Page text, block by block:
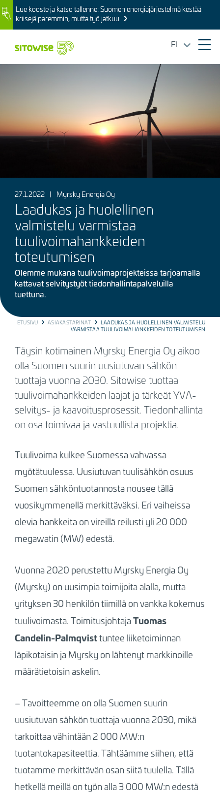
Skip
to
main
ImageLue kooste ja katso tallenne: Suomen energiajärjestelmä kestää
kriisejä paremmin, mutta työ jatkuu
FI
27.1.2022 | Myrsky Energia Oy
Laadukas ja huolellinen
valmistelu varmistaa
tuulivoimahankkeiden
toteutumisen
Olemme mukana tuulivoimaprojekteissa tarjoamalla
kattavat selvitystyöt tiedonhallintapalveluilla
tuettuna.
BREADCRUMB
ETUSIVU ASIAKASTARINAT
LAADUKAS JA HUOLELLINEN VALMISTELU
VARMISTAA TUULIVOIMAHANKKEIDEN TOTEUTUMISEN
Täysin kotimainen Myrsky Energia Oy aikoo
olla Suomen suurin uusiutuvan sähkön
tuottaja vuonna 2030. Sitowise tuottaa
tuulivoimahankkeiden laajat ja tärkeät YVA-
selvitys- ja kaavoitusprosessit. Tiedonhallinta
on osa toimivaa ja vastuullista projektia.
Tuulivoima kulkee Suomessa vahvassa
myötätuulessa. Uusiutuvan tuulisähkön osuus
Suomen sähköntuotannosta nousee tällä
vuosikymmenellä merkittäväksi. Eri vaiheissa
olevia hankkeita on vireillä reilusti yli 20 000
megawatin (MW) edestä.
Vuonna 2020 perustettu Myrsky Energia Oy
(Myrsky) on uusimpia toimijoita alalla, mutta
yrityksen 30 henkilön tiimillä on vankka kokemus
tuulivoimasta. ToimitusjohtajaTuomas
Candelin-Palmqvisttuntee liiketoiminnan
läpikotaisin ja Myrsky on lähtenyt markkinoille
määrätietoisin askelin.
– Tavoitteemme on olla Suomen suurin
uusiutuvan sähkön tuottaja vuonna 2030, mikä
tarkoittaa vähintään 2 000 MW:n
tuotantokapasiteettia. Tähtäämme siihen, että
tuotamme merkittävän osan siitä tuulella. Tällä
hetkellä meillä on työn alla 3 000 MW:n edestä